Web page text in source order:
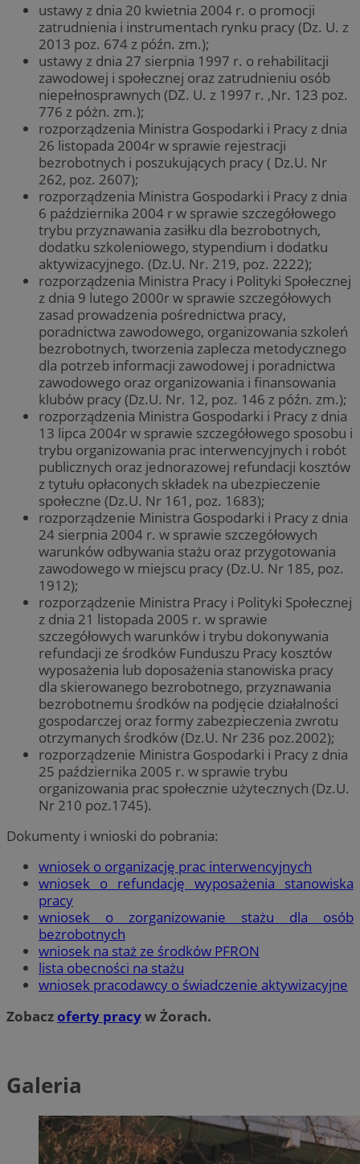
ustawy z dnia 20 kwietnia 2004 r. o promocji
zatrudnienia i instrumentach rynku pracy (Dz. U. z
2013 poz. 674 z późn. zm.);
ustawy z dnia 27 sierpnia 1997 r. o rehabilitacji
zawodowej i społecznej oraz zatrudnieniu osób
niepełnosprawnych (DZ. U. z 1997 r. ,Nr. 123 poz.
776 z póżn. zm.);
rozporządzenia Ministra Gospodarki i Pracy z dnia
26 listopada 2004r w sprawie rejestracji
bezrobotnych i poszukujących pracy ( Dz.U. Nr
262, poz. 2607);
rozporządzenia Ministra Gospodarki i Pracy z dnia
6 października 2004 r w sprawie szczegółowego
trybu przyznawania zasiłku dla bezrobotnych,
dodatku szkoleniowego, stypendium i dodatku
aktywizacyjnego. (Dz.U. Nr. 219, poz. 2222);
rozporządzenia Ministra Pracy i Polityki Społecznej
z dnia 9 lutego 2000r w sprawie szczegółowych
zasad prowadzenia pośrednictwa pracy,
poradnictwa zawodowego, organizowania szkoleń
bezrobotnych, tworzenia zaplecza metodycznego
dla potrzeb informacji zawodowej i poradnictwa
zawodowego oraz organizowania i finansowania
klubów pracy (Dz.U. Nr. 12, poz. 146 z późn. zm.);
rozporządzenia Ministra Gospodarki i Pracy z dnia
13 lipca 2004r w sprawie szczegółowego sposobu i
trybu organizowania prac interwencyjnych i robót
publicznych oraz jednorazowej refundacji kosztów
z tytułu opłaconych składek na ubezpieczenie
społeczne (Dz.U. Nr 161, poz. 1683);
rozporządzenie Ministra Gospodarki i Pracy z dnia
24 sierpnia 2004 r. w sprawie szczegółowych
warunków odbywania stażu oraz przygotowania
zawodowego w miejscu pracy (Dz.U. Nr 185, poz.
1912);
rozporządzenie Ministra Pracy i Polityki Społecznej
z dnia 21 listopada 2005 r. w sprawie
szczegółowych warunków i trybu dokonywania
refundacji ze środków Funduszu Pracy kosztów
wyposażenia lub doposażenia stanowiska pracy
dla skierowanego bezrobotnego, przyznawania
bezrobotnemu środków na podjęcie działalności
gospodarczej oraz formy zabezpieczenia zwrotu
otrzymanych środków (Dz.U. Nr 236 poz.2002);
rozporządzenie Ministra Gospodarki i Pracy z dnia
25 października 2005 r. w sprawie trybu
organizowania prac społecznie użytecznych (Dz.U.
Nr 210 poz.1745).
Dokumenty i wnioski do pobrania:
wniosek o organizację prac interwencyjnych
wniosek o refundację wyposażenia stanowiska
pracy
wniosek o zorganizowanie stażu dla osób
bezrobotnych
wniosek na staż ze środków PFRON
lista obecności na stażu
wniosek pracodawcy o świadczenie aktywizacyjne
Zobaczoferty pracyw Żorach.
Galeria